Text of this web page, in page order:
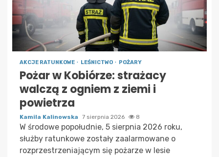
AKCJE RATUNKOWE LEŚNICTWO POŻARY
Pożar w Kobiórze: strażacy
walczą z ogniem z ziemi i
powietrza
Kamila Kalinowska 7 sierpnia 2026 8
W środowe popołudnie, 5 sierpnia 2026 roku,
służby ratunkowe zostały zaalarmowane o
rozprzestrzeniającym się pożarze w lesie